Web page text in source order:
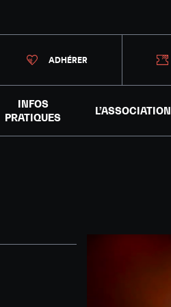
ADHÉRER
INFOS
PRATIQUES
L’ASSOCIATION